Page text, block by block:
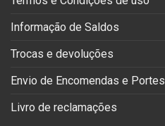
Informação de Saldos
Trocas e devoluções
Envio de Encomendas e Portes
Livro de reclamações